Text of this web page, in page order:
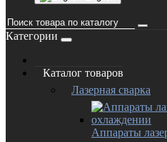
Категории
Каталог товаров
Лазерная сварка
Аппараты